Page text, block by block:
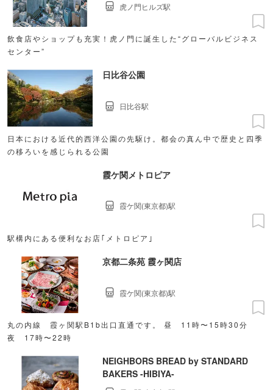
飲食店やショップも充実！虎ノ門に誕生した“グローバルビジネス
センター”
虎ノ門ヒルズ駅
日比谷公園
日本における近代的西洋公園の先駆け。都会の真ん中で歴史と四季
の移ろいを感じられる公園
日比谷駅
霞ケ関メトロピア
駅構内にある便利なお店｢メトロピア｣
霞ケ関(東京都)駅
京都二条苑 霞ヶ関店
丸の内線 霞ヶ関駅B1b出口直通です。 昼 11時〜15時30分
夜 17時〜22時
霞ケ関(東京都)駅
NEIGHBORS BREAD by STANDARD
BAKERS -HIBIYA-